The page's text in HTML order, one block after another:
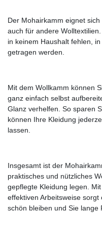
Der Mohairkamm eignet
auch für andere
in keinem Haushalt fehlen,
getragen werden.
Mit dem Wollkamm können
ganz einfach selbst
Glanz verhelfen. So sparen
können Ihre Kleidung
lassen.
Insgesamt ist der
praktisches und nützliches
gepflegte Kleidung legen.
effektiven Arbeitsweise
schön bleiben und Sie lange